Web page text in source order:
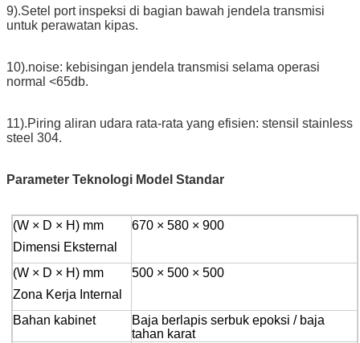
9).Setel port inspeksi di bagian bawah jendela transmisi
untuk perawatan kipas.
10).noise: kebisingan jendela transmisi selama operasi
normal <65db.
11).Piring aliran udara rata-rata yang efisien: stensil stainless
steel 304.
Parameter Teknologi Model Standar
(W × D × H) mm
Dimensi Eksternal
670 × 580 × 900
(W × D × H) mm
Zona Kerja Internal
500 × 500 × 500
Bahan kabinet
Baja berlapis serbuk epoksi / baja
tahan karat